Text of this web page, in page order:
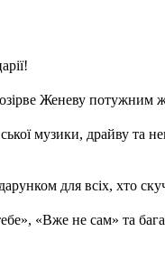
!
Женеву потужним
музики, драйву
для всіх, хто
«Вже не сам» та